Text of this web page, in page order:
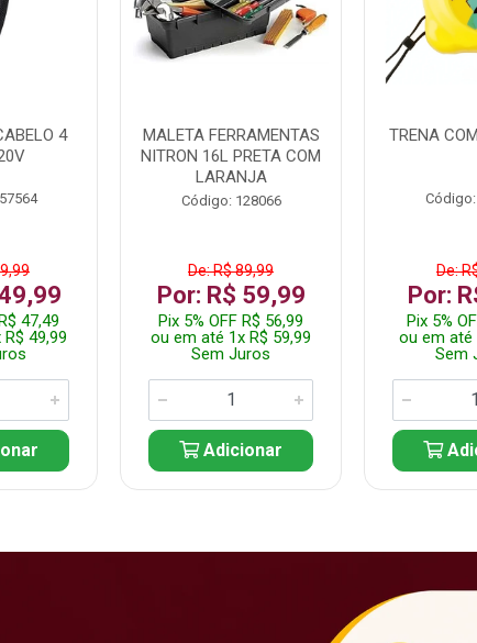
4
47,49
49,99
MALETA FERRAMENTAS
NITRON 16L PRETA COM
LARANJA
Código: 128066
De: R$ 89,99
Por: R$ 59,99
Pix 5% OFF R$ 56,99
ou em até 1x R$ 59,99
Sem Juros
Adicionar
TRENA
De:
Por:
Pix 5%
ou em até
Sem